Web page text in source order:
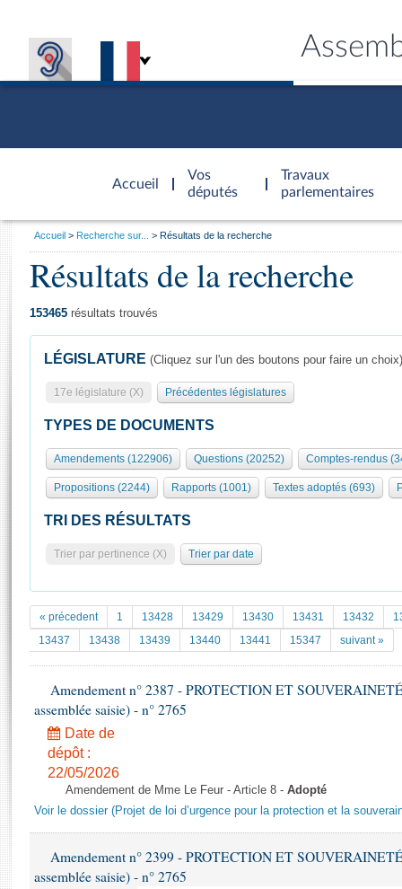
Accueil
d'accueil
Vos
députés
Travaux
parlementaires
Présidence
577 députés
Groupes politiques
Séance publique
Commissions et autres organes
Europe et International
Pétitions
Documents parlementaires
Projets de loi
Propositions de loi
Amendements
Textes adoptés
Rapports d'information
Rapports d'enquête
Rapports sur l'application des lois
Baromètre de l’application des lois
Général
Rôle et pouvoirs de l'Assemblée
Organisation de l'Assemblée
Présidence Conférence des Présidents Bureau Collège des
Statistiques et chiffres clés
Documents de référence
( Constitution | Règlement de l'Assemblée ... )
Histoire
Juniors
Anciennes législatures
Liens vers les sites publics
Visiter l'Assemblée
Visite virtuelle du palais Bourbon
Assister à une séance
La Bibliothèque
Les archives
Photos libres de droit
Vous
Accueil Recherche sur... Résultats de la recherche
Résultats de la recherche
153465 résultats trouvés
LÉGISLATURE (Cliquez sur l'un des boutons pour faire un choix)
17e législature (X) Précédentes législatures
TYPES DE DOCUMENTS
Amendements (122906) Questions (20252) Comptes-rendus
Propositions (2244) Rapports (1001) Textes adoptés (693)
TRI DES RÉSULTATS
Trier par pertinence (X) Trier par date
« précedent 1 13428 13429 13430 13431 13432
13437
13438 13439 13440 13441 15347 suivant »
Amendement n° 2387 - PROTECTION ET
assemblée saisie) - n° 2765
Date de
dépôt :
22/05/2026
Amendement de Mme Le Feur - Article 8 - Adopté
Voir le dossier (Projet de loi d’urgence pour la protection et la
Amendement n° 2399 - PROTECTION ET
assemblée saisie) - n° 2765